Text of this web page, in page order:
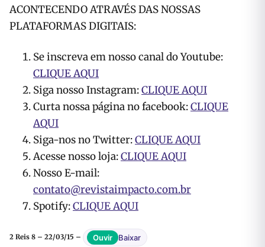
ACONTECENDO ATRAVÉS DAS NOSSAS
PLATAFORMAS DIGITAIS:
Se inscreva em nosso canal do Youtube:
CLIQUE AQUI
Siga nosso Instagram:CLIQUE AQUI
Curta nossa página no facebook:CLIQUE
AQUI
Siga-nos no Twitter:CLIQUE AQUI
Acesse nosso loja:CLIQUE AQUI
Nosso E-mail:
contato@revistaimpacto.com.br
Spotify:CLIQUE AQUI
2 Reis 8 – 22/03/15 – Ouvir Baixar